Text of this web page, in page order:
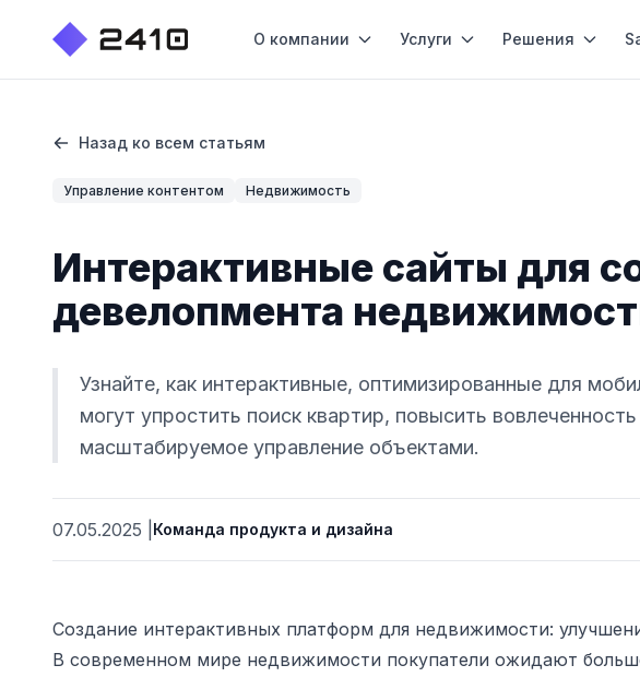
О компании Услуги Решения
Назад ко всем статьям
Управление контентом Недвижимость
Интерактивные сайты для
девелопмента
Узнайте, как интерактивные, оптимизированные для
могут упростить поиск квартир, повысить
масштабируемое управление объектами.
07.05.2025 Команда продукта и дизайна
Создание интерактивных платформ для недвижимости:
В современном мире недвижимости покупатели ожидают